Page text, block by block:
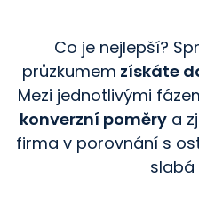
Co je nejlepší?
průzkumem získáte
Mezi jednotlivými
konverzní poměrya
firma v porovnání s